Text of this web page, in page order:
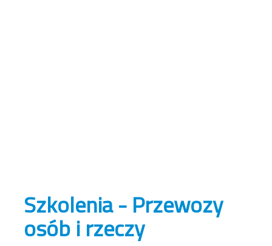
Szkolenia - Przewozy
osób i rzeczy